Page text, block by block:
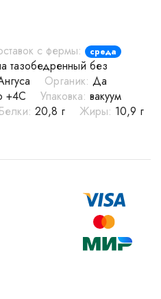
с фермы:
среда
тазобедренный без
Органик: Да
+4С Упаковка: вакуум
Белки: 20,8 г Жиры: 10,9 г